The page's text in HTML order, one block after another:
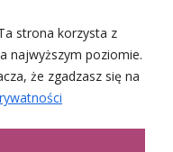
strona korzysta z
najwyższym poziomie.
że zgadzasz się na
Trzecie
using WordPress and